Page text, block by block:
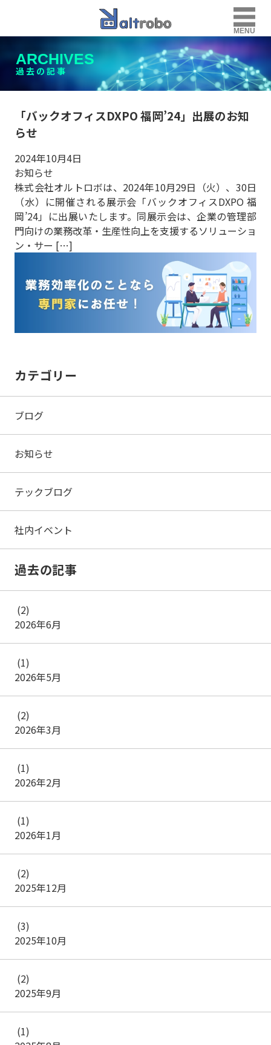
MENU
ARCHIVES
過去の記事
「バックオフィスDXPO 福岡’24」出展のお知
らせ
2024年10月4日
お知らせ
株式会社オルトロボは、2024年10月29日（火）、30日
（水）に開催される展示会「バックオフィスDXPO 福
岡’24」に出展いたします。同展示会は、企業の管理部
門向けの業務改革・生産性向上を支援するソリューショ
ン・サー […]
カテゴリー
ブログ
お知らせ
テックブログ
社内イベント
過去の記事
2026年6月
(2)
2026年5月
(1)
2026年3月
(2)
2026年2月
(1)
2026年1月
(1)
2025年12月
(2)
2025年10月
(3)
2025年9月
(2)
(1)